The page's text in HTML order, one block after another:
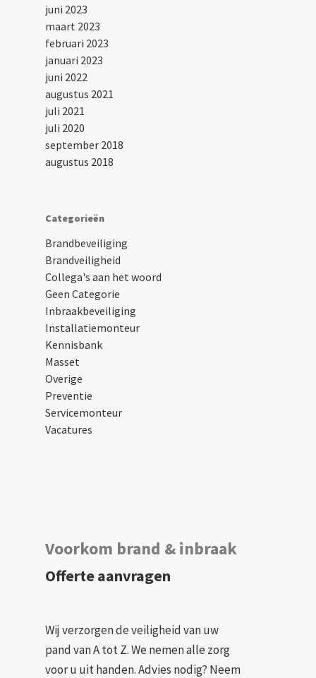
juni 2023
maart 2023
februari 2023
januari 2023
juni 2022
augustus 2021
juli 2021
juli 2020
september 2018
augustus 2018
Categorieën
Brandbeveiliging
Brandveiligheid
Collega's aan het woord
Geen Categorie
Inbraakbeveiliging
Installatiemonteur
Kennisbank
Masset
Overige
Preventie
Servicemonteur
Vacatures
Voorkom brand & inbraak
Offerte aanvragen
Wij verzorgen de veiligheid van uw
pand van A tot Z. We nemen alle zorg
voor u uit handen. Advies nodig? Neem